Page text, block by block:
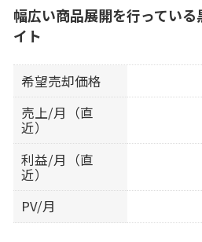
幅広い商品展開を行ってい
イト
希望売却価格
売上/月（直
近）
利益/月（直
近）
PV/月